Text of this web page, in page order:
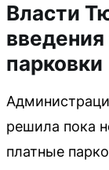
Власти
парковки
решила пока
платные